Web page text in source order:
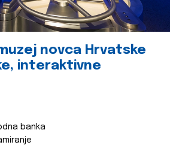
novca Hrvatske
interaktivne
banka